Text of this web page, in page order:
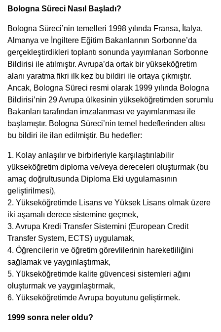
Bologna Süreci Nasıl Başladı?
Bologna Süreci’nin temelleri 1998 yılında Fransa, İtalya,
Almanya ve İngiltere Eğitim Bakanlarının Sorbonne’da
gerçekleştirdikleri toplantı sonunda yayımlanan Sorbonne
Bildirisi ile atılmıştır. Avrupa’da ortak bir yükseköğretim
alanı yaratma fikri ilk kez bu bildiri ile ortaya çıkmıştır.
Ancak, Bologna Süreci resmi olarak 1999 yılında Bologna
Bildirisi’nin 29 Avrupa ülkesinin yükseköğretimden sorumlu
Bakanları tarafından imzalanması ve yayımlanması ile
başlamıştır. Bologna Süreci’nin temel hedeflerinden altısı
bu bildiri ile ilan edilmiştir. Bu hedefler:
1. Kolay anlaşılır ve birbirleriyle karşılaştırılabilir
yükseköğretim diploma ve/veya dereceleri oluşturmak (bu
amaç doğrultusunda Diploma Eki uygulamasının
geliştirilmesi),
2. Yükseköğretimde Lisans ve Yüksek Lisans olmak üzere
iki aşamalı derece sistemine geçmek,
3. Avrupa Kredi Transfer Sistemini (European Credit
Transfer System, ECTS) uygulamak,
4. Öğrencilerin ve öğretim görevlilerinin hareketliliğini
sağlamak ve yaygınlaştırmak,
5. Yükseköğretimde kalite güvencesi sistemleri ağını
oluşturmak ve yaygınlaştırmak,
6. Yükseköğretimde Avrupa boyutunu geliştirmek.
1999 sonra neler oldu?